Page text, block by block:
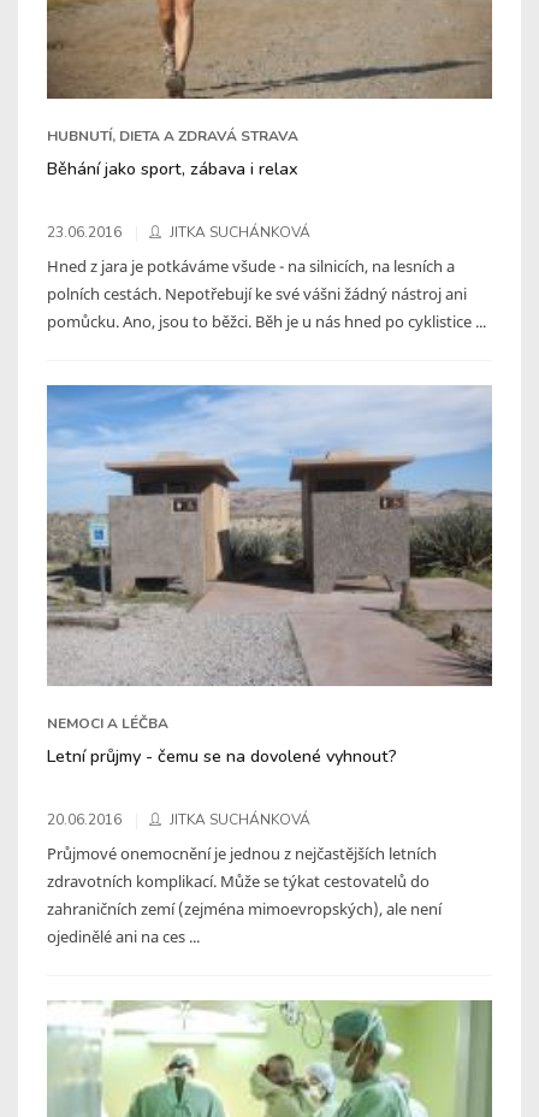
HUBNUTÍ, DIETA A ZDRAVÁ STRAVA
Běhání jako sport, zábava i relax
23.06.2016 JITKA SUCHÁNKOVÁ
Hned z jara je potkáváme všude - na silnicích, na lesních a
polních cestách. Nepotřebují ke své vášni žádný nástroj ani
pomůcku. Ano, jsou to běžci. Běh je u nás hned po cyklistice ...
NEMOCI A LÉČBA
Letní průjmy - čemu se na dovolené vyhnout?
20.06.2016 JITKA SUCHÁNKOVÁ
Průjmové onemocnění je jednou z nejčastějších letních
zdravotních komplikací. Může se týkat cestovatelů do
zahraničních zemí (zejména mimoevropských), ale není
ojedinělé ani na ces ...